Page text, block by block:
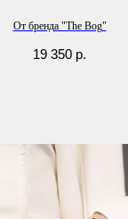
От бренда "The Bog"
19 350 р.